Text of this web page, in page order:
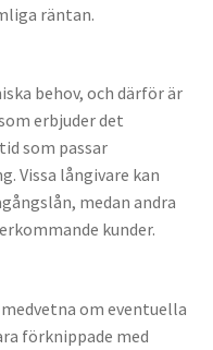
räntan.
behov, och därför är
erbjuder det
som passar
Vissa långivare kan
medan andra
kunder.
om eventuella
förknippade med